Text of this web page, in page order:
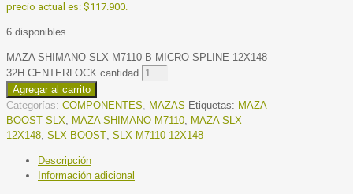
precio actual es: $117.900.
6 disponibles
MAZA SHIMANO SLX M7110-B MICRO SPLINE 12X148
32H CENTERLOCK cantidad
Agregar al carrito
Categorías: COMPONENTES, MAZAS Etiquetas: MAZA
BOOST SLX, MAZA SHIMANO M7110, MAZA SLX
12X148, SLX BOOST, SLX M7110 12X148
Descripción
Información adicional